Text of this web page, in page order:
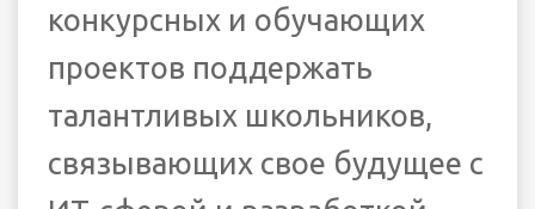
конкурсных и обучающих
проектов поддержать
талантливых школьников,
связывающих свое будущее с